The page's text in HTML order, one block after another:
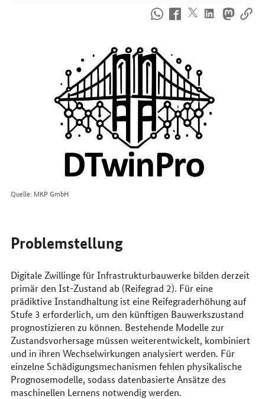
Quelle: MKP GmbH
Problemstellung
Digitale Zwillinge für Infrastrukturbauwerke bilden derzeit
primär den Ist-Zustand ab (Reifegrad 2). Für eine
prädiktive Instandhaltung ist eine Reifegraderhöhung auf
Stufe 3 erforderlich, um den künftigen Bauwerkszustand
prognostizieren zu können. Bestehende Modelle zur
Zustandsvorhersage müssen weiterentwickelt, kombiniert
und in ihren Wechselwirkungen analysiert werden. Für
einzelne Schädigungsmechanismen fehlen physikalische
Prognosemodelle, sodass datenbasierte Ansätze des
maschinellen Lernens notwendig werden.